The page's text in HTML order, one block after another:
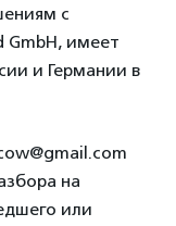
с
GmbH, имеет
и Германии в
на
или